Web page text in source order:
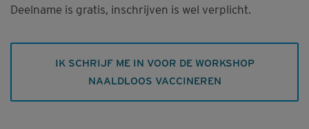
Deelname is gratis, inschrijven is wel verplicht.
IK SCHRIJF ME IN VOOR DE WORKSHOP
NAALDLOOS VACCINEREN